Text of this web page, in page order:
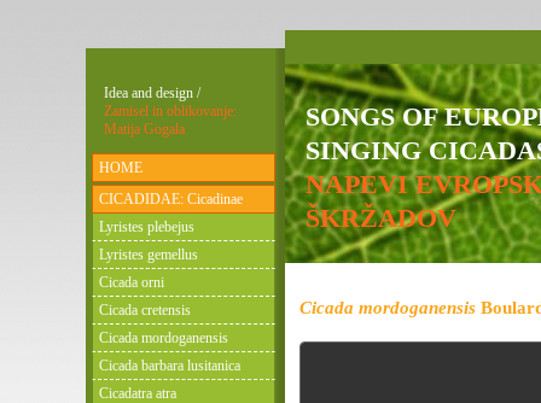
SONGS OF
SINGING
NAPEVI
ŠKRŽADOV
Cicada mordoganensis
Idea and design /
Zamisel in oblikovanje:
Matija Gogala
HOME
CICADIDAE: Cicadinae
Lyristes plebejus
Lyristes gemellus
Cicada orni
Cicada cretensis
Cicada mordoganensis
Cicada barbara lusitanica
Cicadatra atra